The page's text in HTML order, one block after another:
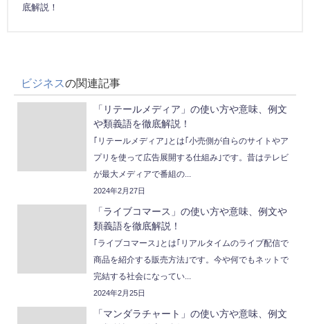
底解説！
ビジネスの関連記事
「リテールメディア」の使い方や意味、例文
や類義語を徹底解説！
｢リテールメディア｣とは｢小売側が自らのサイトやア
プリを使って広告展開する仕組み｣です。昔はテレビ
が最大メディアで番組の...
2024年2月27日
「ライブコマース」の使い方や意味、例文や
類義語を徹底解説！
｢ライブコマース｣とは｢リアルタイムのライブ配信で
商品を紹介する販売方法｣です。今や何でもネットで
完結する社会になってい...
2024年2月25日
「マンダラチャート」の使い方や意味、例文